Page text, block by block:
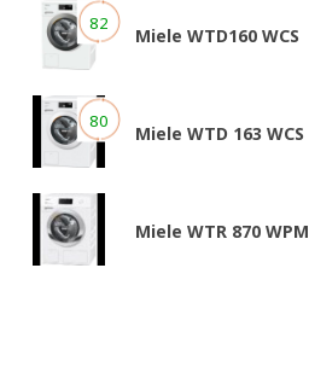
82
Miele WTD160 WCS
5
80
Miele WTD 163 WCS
6
Miele WTR 870 WPM